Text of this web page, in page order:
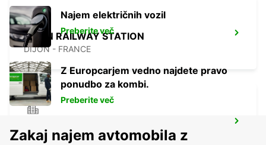
DIJON RAILWAY STATION
DIJON - FRANCE
NOIDANS LES VESOUL - FRANCE
Najem električnih vozil
Preberite več
Z Europcarjem vedno najdete pravo
ponudbo za kombi.
Preberite več
Zakaj najem avtomobila z